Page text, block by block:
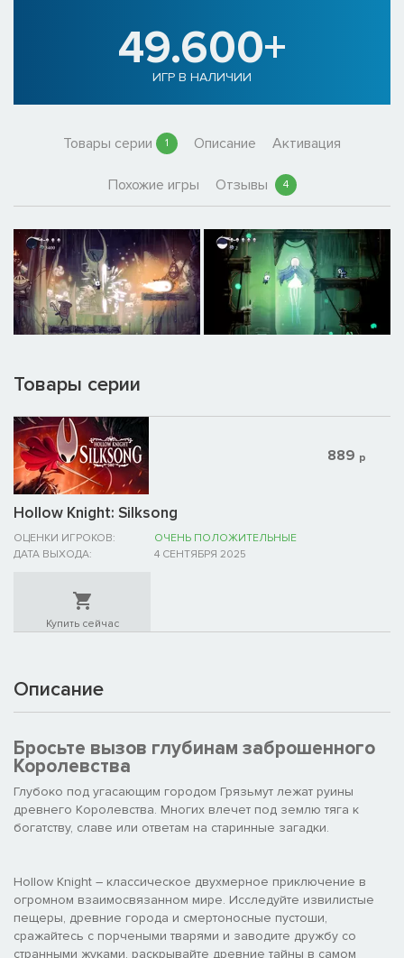
49.600+
ИГР В НАЛИЧИИ
Товары серии 1 Описание Активация
Похожие игры Отзывы 4
Товары серии
Hollow Knight: Silksong
ОЦЕНКИ ИГРОКОВ:
ОЧЕНЬ ПОЛОЖИТЕЛЬНЫЕ
ДАТА ВЫХОДА:
4 СЕНТЯБРЯ 2025
889 р
Купить сейчас
Описание
Бросьте вызов глубинам заброшенного
Королевства
Глубоко под угасающим городом Грязьмут лежат руины
древнего Королевства. Многих влечет под землю тяга к
богатству, славе или ответам на старинные загадки.
Hollow Knight – классическое двухмерное приключение в
огромном взаимосвязанном мире. Исследуйте извилистые
пещеры, древние города и смертоносные пустоши,
сражайтесь с порчеными тварями и заводите дружбу со
странными жуками, раскрывайте древние тайны в самом